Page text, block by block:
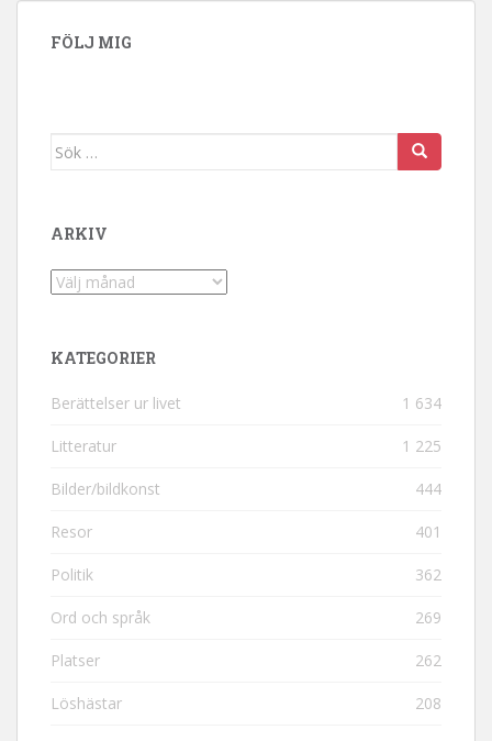
FÖLJ MIG
Sök efter:
ARKIV
Arkiv
KATEGORIER
Berättelser ur livet 1 634
Litteratur 1 225
Bilder/bildkonst 444
Resor 401
Politik 362
Ord och språk 269
Platser 262
Löshästar 208